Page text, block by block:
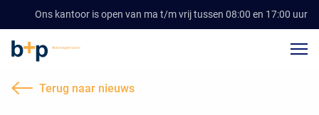
Ons kantoor is open van ma t/m vrij tussen 08:00 en 17:00 uur
Terug naar nieuws